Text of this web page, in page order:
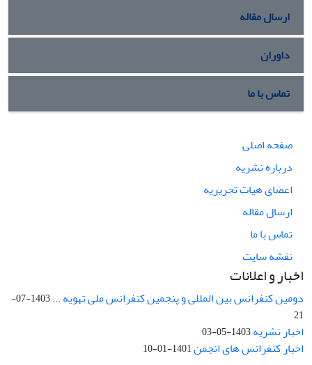
ارسال مقاله
داوران
تماس با ما
صفحه اصلی
درباره نشریه
اعضای هیات تحریریه
ارسال مقاله
تماس با ما
نقشه سایت
اخبار و اعلانات
دومین کنفرانس بین المللی و پنجمین کنفرانس ملی تهویه ...
1403-07-
21
اخبار نشریه1403-05-03
اخبار کنفرانس های انجمن1401-01-10